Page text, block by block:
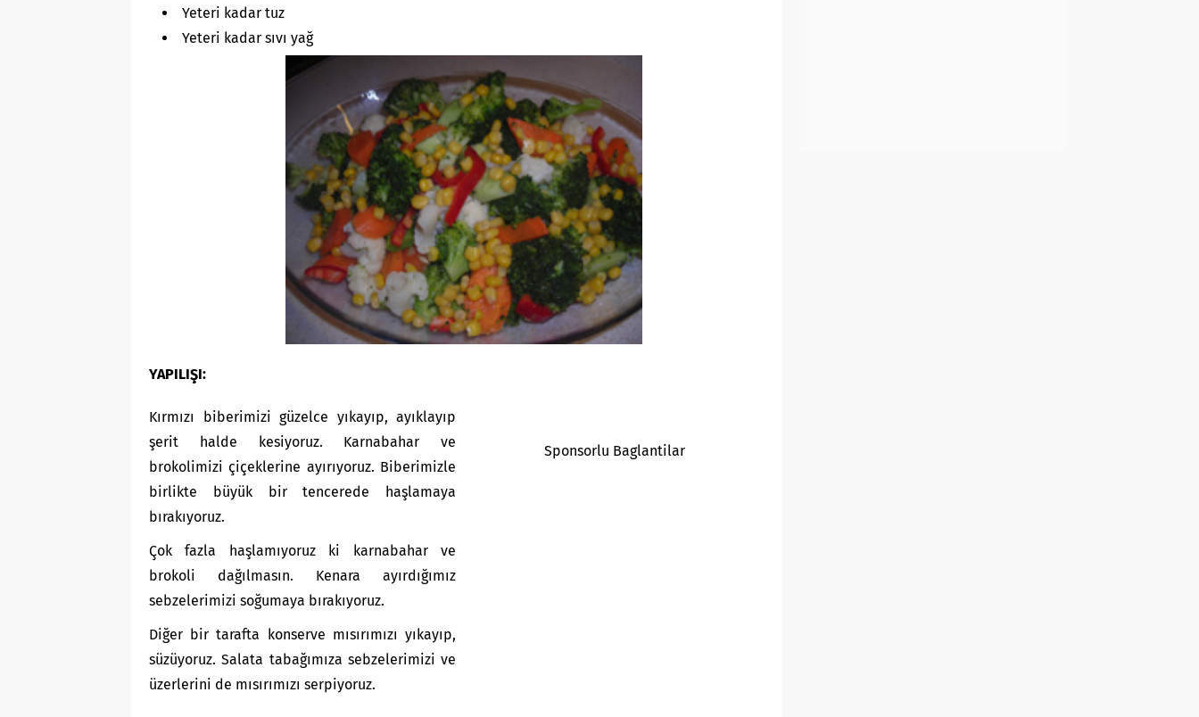
Yeteri kadar tuz
Yeteri kadar sıvı yağ
YAPILIŞI:
Sponsorlu Baglantilar
Kırmızı biberimizi güzelce yıkayıp, ayıklayıp
şerit halde kesiyoruz. Karnabahar ve
brokolimizi çiçeklerine ayırıyoruz. Biberimizle
birlikte büyük bir tencerede haşlamaya
bırakıyoruz.
Çok fazla haşlamıyoruz ki karnabahar ve
brokoli dağılmasın. Kenara ayırdığımız
sebzelerimizi soğumaya bırakıyoruz.
Diğer bir tarafta konserve mısırımızı yıkayıp,
süzüyoruz. Salata tabağımıza sebzelerimizi ve
üzerlerini de mısırımızı serpiyoruz.